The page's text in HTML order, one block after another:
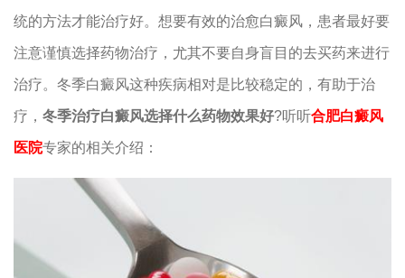
统的方法才能治疗好。想要有效的治愈白癜风，患者最好要
注意谨慎选择药物治疗，尤其不要自身盲目的去买药来进行
治疗。冬季白癜风这种疾病相对是比较稳定的，有助于治
疗， 冬季治疗白癜风选择什么药物效果好?听听合肥白癜风
医院专家的相关介绍：